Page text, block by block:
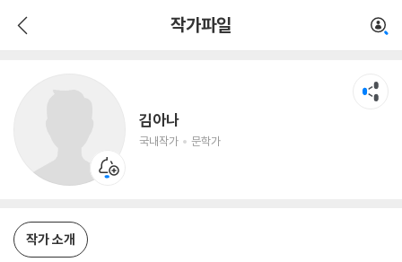
작가파일
김아나
국내작가 문학가
작가 소개